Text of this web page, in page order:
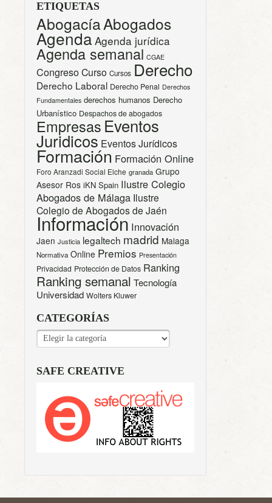
ETIQUETAS
AbogacíaAbogados
Agenda Agenda jurídica
Agenda semanal CGAE
CongresoCurso Cursos Derecho
Derecho Laboral Derecho Penal Derechos
Fundamentales derechos humanos Derecho
Urbanístico Despachos de abogados
Empresas Eventos
Juridicos Eventos Jurídicos
Formación Formación Online
Foro Aranzadi Social Elche granada Grupo
Asesor Ros iKN Spain Ilustre Colegio
Abogados de Málaga Ilustre
Colegio de Abogados de Jaén
Información Innovación
Jaen Justicia legaltech madrid Malaga
Normativa Online Premios Presentación
Privacidad Protección de Datos Ranking
Ranking semanal Tecnología
Universidad Wolters Kluwer
CATEGORÍAS
CATEGORÍAS
SAFE CREATIVE